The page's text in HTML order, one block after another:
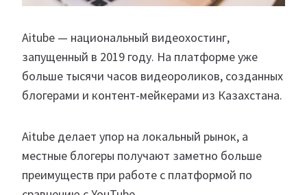
Aitube — национальный видеохостинг,
запущенный в 2019 году. На платформе уже
больше тысячи часов видеороликов, созданных
блогерами и контент-мейкерами из Казахстана.
Aitube делает упор на локальный рынок, а
местные блогеры получают заметно больше
преимуществ при работе с платформой по